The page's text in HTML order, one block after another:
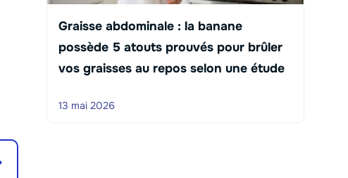
Graisse abdominale : la banane
possède 5 atouts prouvés pour brûler
vos graisses au repos selon une étude
13 mai 2026